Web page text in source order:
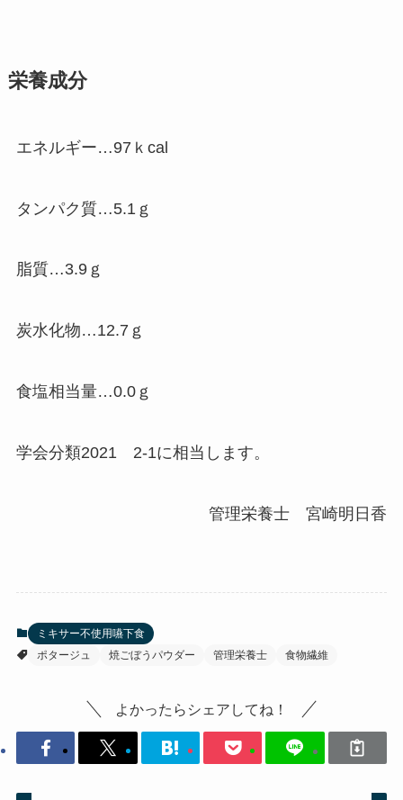
栄養成分
エネルギー…97ｋcal
タンパク質…5.1ｇ
脂質…3.9ｇ
炭水化物…12.7ｇ
食塩相当量…0.0ｇ
学会分類2021 2-1に相当します。
管理栄養士 宮崎明日香
ミキサー不使用嚥下食
ポタージュ
焼ごぼうパウダー 管理栄養士 食物繊維
よかったらシェアしてね！